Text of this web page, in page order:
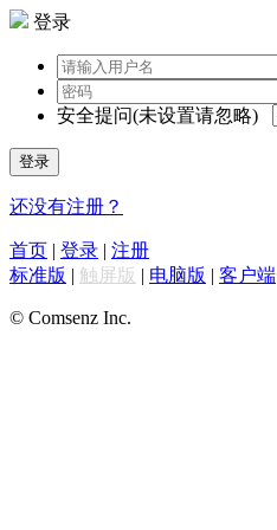
登录
安全提问(未设置请忽略)
登录
还没有注册？
首页 | 登录 | 注册
标准版 | 触屏版 | 电脑版 | 客户端
© Comsenz Inc.